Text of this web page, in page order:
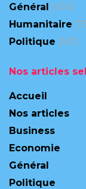
Général (474)
Humanitaire
Politique (167)
Nos articles
Accueil
Nos articles
Business
Economie
Général
Politique